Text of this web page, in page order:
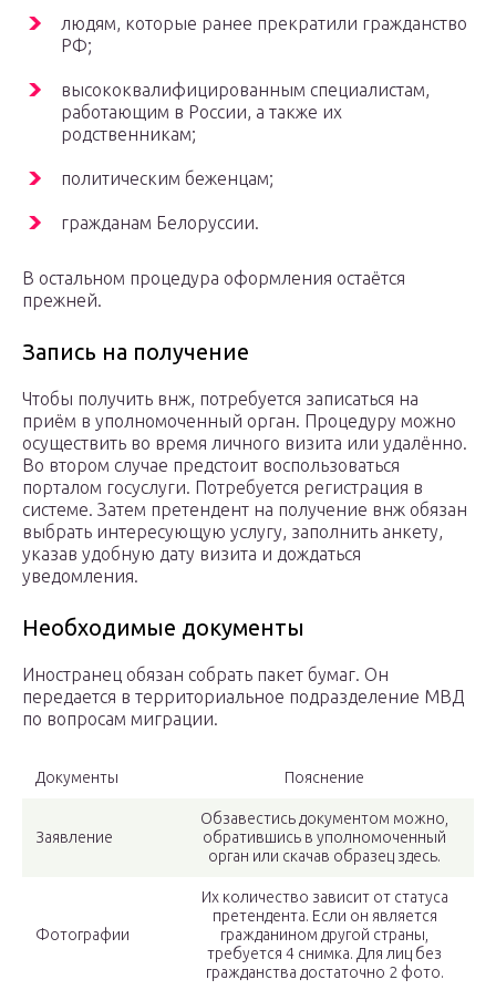
людям, которые ранее прекратили гражданство
РФ;
высококвалифицированным специалистам,
работающим в России, а также их
родственникам;
политическим беженцам;
гражданам Белоруссии.
В остальном процедура оформления остаётся
прежней.
Запись на получение
Чтобы получить внж, потребуется записаться на
приём в уполномоченный орган. Процедуру можно
осуществить во время личного визита или удалённо.
Во втором случае предстоит воспользоваться
порталом госуслуги. Потребуется регистрация в
системе. Затем претендент на получение внж обязан
выбрать интересующую услугу, заполнить анкету,
указав удобную дату визита и дождаться
уведомления.
Необходимые документы
Иностранец обязан собрать пакет бумаг. Он
передается в территориальное подразделение МВД
по вопросам миграции.
Документы Пояснение
Заявление
Обзавестись документом можно,
обратившись в уполномоченный
орган или скачав образец здесь.
Фотографии
Их количество зависит от статуса
претендента. Если он является
гражданином другой страны,
требуется 4 снимка. Для лиц без
гражданства достаточно 2 фото.